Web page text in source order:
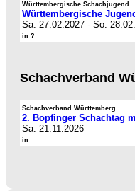
Württembergische Schachjugend
Württembergische
Sa. 27.02.2027 - So.
in ?
Schachverband
Schachverband Württemberg
2. Bopfinger Schachtag
Sa. 21.11.2026
in